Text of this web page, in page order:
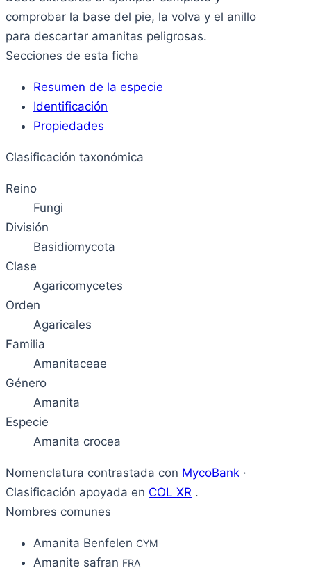
comprobar la base del pie, la volva y el anillo
para descartar amanitas peligrosas.
Secciones de esta ficha
Resumen de la especie
Identificación
Propiedades
Clasificación taxonómica
Reino
Fungi
División
Basidiomycota
Clase
Agaricomycetes
Orden
Agaricales
Familia
Amanitaceae
Género
Amanita
Especie
Amanita crocea
Nomenclatura contrastada con MycoBank ·
Clasificación apoyada en COL XR .
Nombres comunes
Amanita Benfelen CYM
Amanite safran FRA